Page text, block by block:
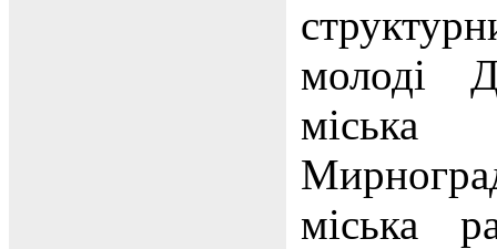
молоді
міська
міська